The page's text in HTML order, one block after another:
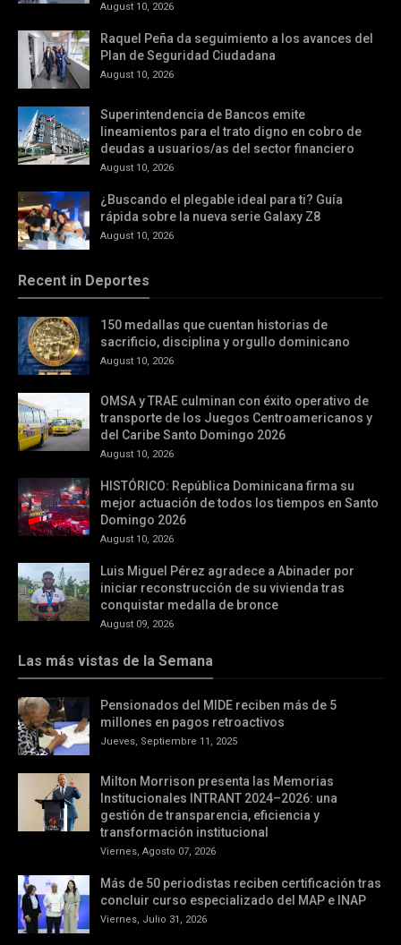
August 10, 2026
Raquel Peña da seguimiento a los avances del
Plan de Seguridad Ciudadana
August 10, 2026
Superintendencia de Bancos emite
lineamientos para el trato digno en cobro de
deudas a usuarios/as del sector financiero
August 10, 2026
¿Buscando el plegable ideal para ti? Guía
rápida sobre la nueva serie Galaxy Z8
August 10, 2026
Recent in Deportes
150 medallas que cuentan historias de
sacrificio, disciplina y orgullo dominicano
August 10, 2026
OMSA y TRAE culminan con éxito operativo de
transporte de los Juegos Centroamericanos y
del Caribe Santo Domingo 2026
August 10, 2026
HISTÓRICO: República Dominicana firma su
mejor actuación de todos los tiempos en Santo
Domingo 2026
August 10, 2026
Luis Miguel Pérez agradece a Abinader por
iniciar reconstrucción de su vivienda tras
conquistar medalla de bronce
August 09, 2026
Las más vistas de la Semana
Pensionados del MIDE reciben más de 5
millones en pagos retroactivos
Jueves, Septiembre 11, 2025
Milton Morrison presenta las Memorias
Institucionales INTRANT 2024–2026: una
gestión de transparencia, eficiencia y
transformación institucional
Viernes, Agosto 07, 2026
Más de 50 periodistas reciben certificación tras
concluir curso especializado del MAP e INAP
Viernes, Julio 31, 2026